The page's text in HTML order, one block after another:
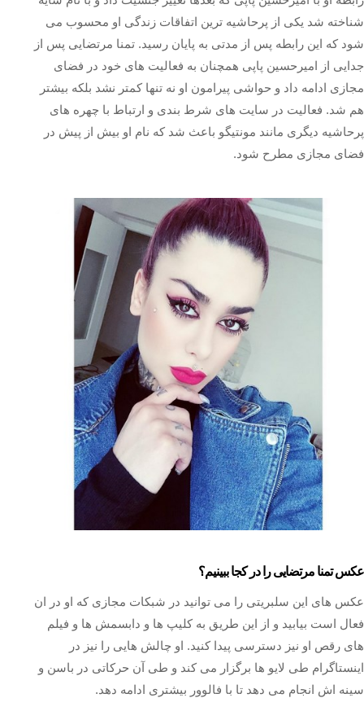
شناخته شد یکی از پرحاشیه‌ ترین اتفاقات زندگی او محسوب می‌
شود که این رابطه پس از مدتی به پایان رسید. تمنا مرتضایی پس از
جدایی از امیرحسین پاپی همچنان به فعالیت‌ های خود در فضای
مجازی ادامه داد و حواشی پیرامون او نه تنها کمتر نشد بلکه بیشتر
هم شد. فعالیت در سایت‌ های شرط‌ بندی و ارتباط با چهره‌ های
پرحاشیه دیگری مانند مونتیگو باعث شد که نام او بیش از پیش در
فضای مجازی مطرح شود.
عکس تمنا مرتضایی را در کجا ببینیم؟
عکس های این سلبریتی را می توانید در شبکات مجازی که او در ان
فعال است بیابید و از این طریق به کلیپ ها و دابسمش ها و فیلم
های رقص او نیز دسترسی پیدا کنید. او چالش هایی را نیز در
اینستاگرام طی لایو ها برگزار می کند و طی آن حرکاتی در باسن و
سینه اش انجام می دهد تا با فالوور بیشتری ادامه دهد.